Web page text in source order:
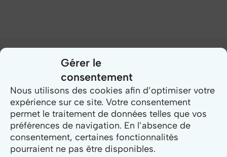
Gérer le
consentement
Nous utilisons des cookies afin d’optimiser votre
expérience sur ce site. Votre consentement
permet le traitement de données telles que vos
préférences de navigation. En l’absence de
consentement, certaines fonctionnalités
pourraient ne pas être disponibles.
Related Posts
Police
municipale
stationnement
:
compétences,